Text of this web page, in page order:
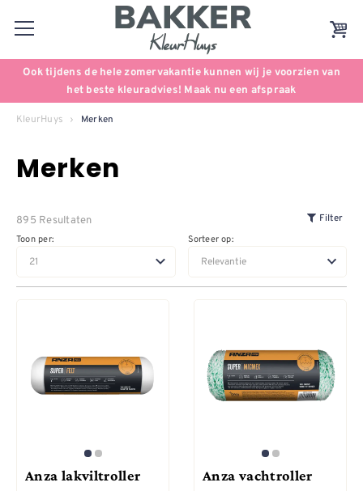
Ook tijdens de hele zomervakantie kunnen wij je voorzien van
het beste kleuradvies! Maak nu een afspraak
KleurHuys Merken
Merken
895 Resultaten Filter
Toon per: Sorteer op:
Anza lakviltroller Anza vachtroller